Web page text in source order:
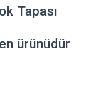
Tapası
ürünüdür